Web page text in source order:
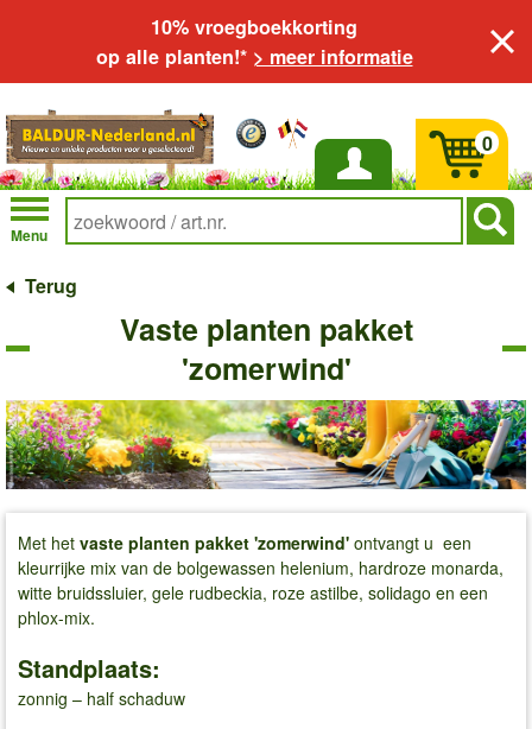
10% vroegboekkorting
op alle planten!* > meer informatie
Inloggen
Menu
0
Terug
Vaste planten pakket
'zomerwind'
Met het vaste planten pakket 'zomerwind' ontvangt u een
kleurrijke mix van de bolgewassen helenium, hardroze monarda,
witte bruidssluier, gele rudbeckia, roze astilbe, solidago en een
phlox-mix.
Standplaats:
zonnig – half schaduw